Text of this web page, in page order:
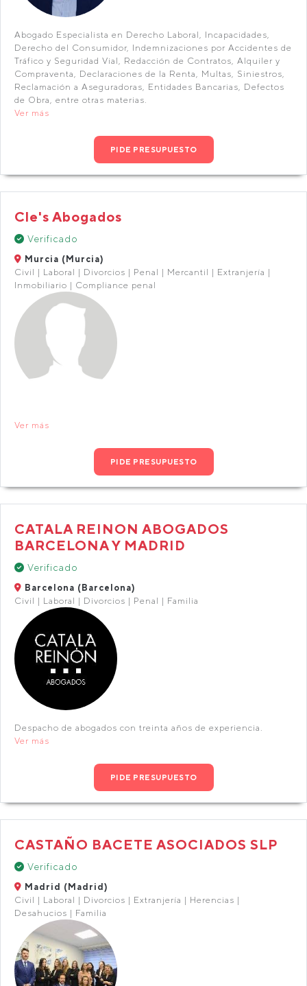
Abogado Especialista en Derecho Laboral, Incapacidades,
Derecho del Consumidor, Indemnizaciones por Accidentes de
Tráfico y Seguridad Vial, Redacción de Contratos, Alquiler y
Compraventa, Declaraciones de la Renta, Multas, Siniestros,
Reclamación a Aseguradoras, Entidades Bancarias, Defectos
de Obra, entre otras materias.
Ver más
PIDE PRESUPUESTO
Cle's Abogados
Verificado
Murcia (Murcia)
Civil | Laboral | Divorcios | Penal | Mercantil | Extranjería |
Inmobiliario | Compliance penal
Ver más
PIDE PRESUPUESTO
CATALA REINON ABOGADOS
BARCELONA Y MADRID
Verificado
Barcelona (Barcelona)
Civil | Laboral | Divorcios | Penal | Familia
Despacho de abogados con treinta años de experiencia.
Ver más
PIDE PRESUPUESTO
CASTAÑO BACETE ASOCIADOS SLP
Verificado
Madrid (Madrid)
Civil | Laboral | Divorcios | Extranjería | Herencias |
Desahucios | Familia